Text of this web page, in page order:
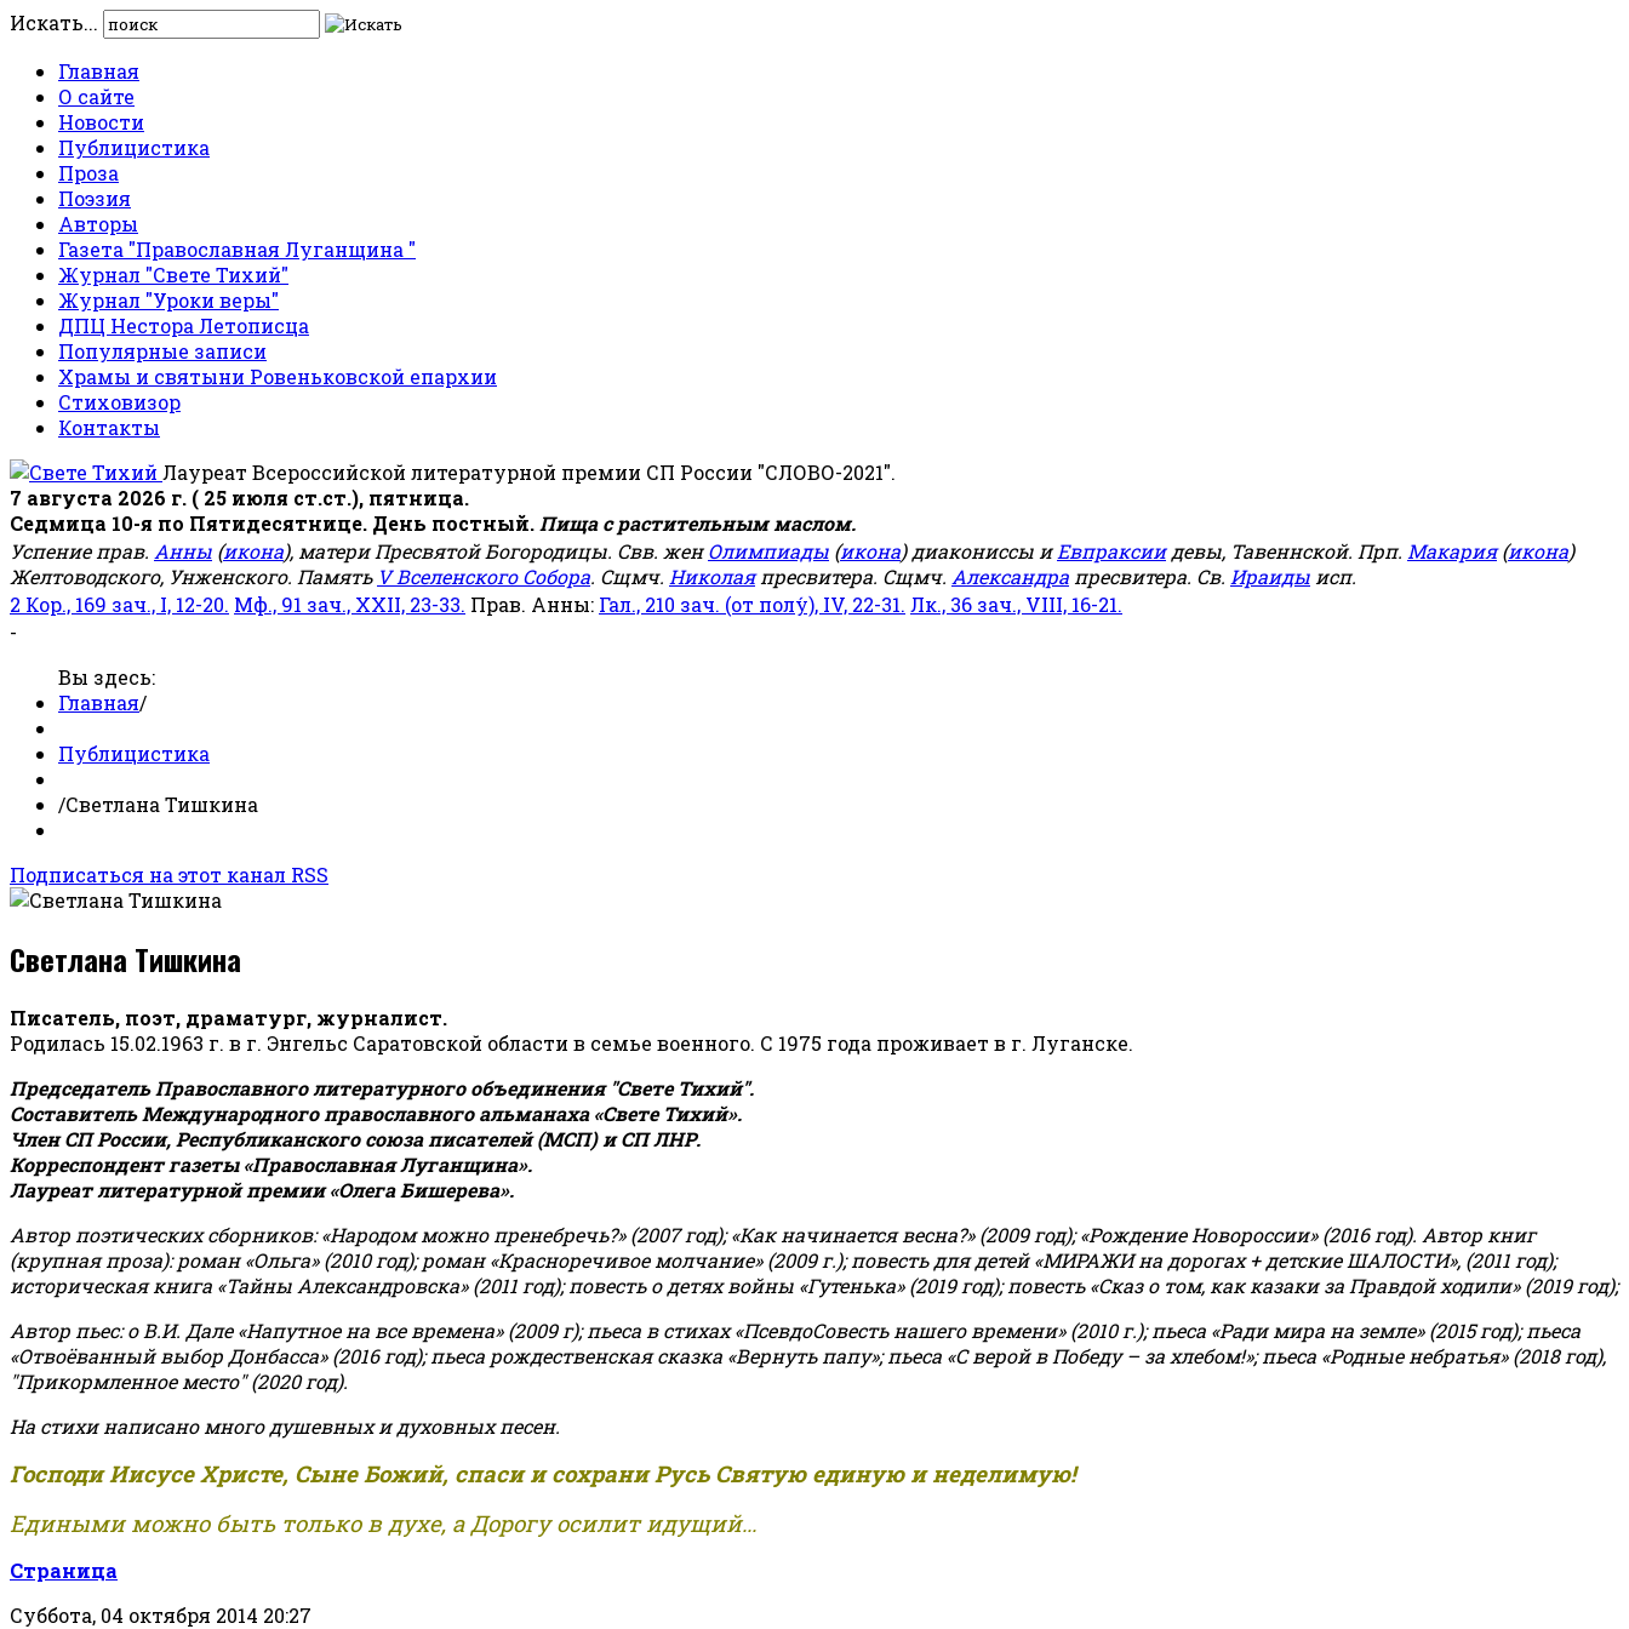
Искать...
Главная
О сайте
Новости
Публицистика
Проза
Поэзия
Авторы
Газета "Православная Луганщина "
Журнал "Свете Тихий"
Журнал "Уроки веры"
ДПЦ Нестора Летописца
Популярные записи
Храмы и святыни Ровеньковской епархии
Стиховизор
Контакты
Лауреат Всероссийской литературной премии СП России "СЛОВО-2021".
7 августа 2026 г. ( 25 июля ст.ст.), пятница.
Седмица 10-я по Пятидесятнице. День постный. Пища с растительным маслом.
Успение прав. Анны (икона), матери Пресвятой Богородицы. Свв. женОлимпиады (икона) диакониссы иЕвпраксиидевы, Тавеннской. Прп. Макария(икона)
Желтоводского, Унженского. Память V Вселенского Собора. Сщмч. Николаяпресвитера. Сщмч. Александра пресвитера. Св. Ираиды исп.
2 Кор., 169 зач., I, 12-20. Мф., 91 зач., XXII, 23-33. Прав. Анны: Гал., 210 зач. (от полу́), IV, 22-31. Лк., 36 зач., VIII, 16-21.
-
Вы здесь:
Главная/
Публицистика
/Светлана Тишкина
Подписаться на этот канал RSS
Светлана Тишкина
Писатель, поэт, драматург, журналист.
Родилась 15.02.1963 г. в г. Энгельс Саратовской области в семье военного. С 1975 года проживает в г. Луганске.
Председатель Православного литературного объединения "Свете Тихий".
Составитель Международного православного альманаха «Свете Тихий».
Член СП России, Республиканского союза писателей (МСП) и СП ЛНР.
Корреспондент газеты «Православная Луганщина».
Лауреат литературной премии «Олега Бишерева».
Автор поэтических сборников: «Народом можно пренебречь?» (2007 год); «Как начинается весна?» (2009 год); «Рождение Новороссии» (2016 год). Автор книг
(крупная проза): роман «Ольга» (2010 год); роман «Красноречивое молчание» (2009 г.); повесть для детей «МИРАЖИ на дорогах + детские ШАЛОСТИ», (2011 год);
историческая книга «Тайны Александровска» (2011 год); повесть о детях войны «Гутенька» (2019 год); повесть «Сказ о том, как казаки за Правдой ходили» (2019 год);
Автор пьес: о В.И. Дале «Напутное на все времена» (2009 г); пьеса в стихах «ПсевдоСовесть нашего времени» (2010 г.); пьеса «Ради мира на земле» (2015 год); пьеса
«Отвоёванный выбор Донбасса» (2016 год); пьеса рождественская сказка «Вернуть папу»; пьеса «С верой в Победу – за хлебом!»;пьеса «Родные небратья» (2018 год),
"Прикормленное место" (2020 год).
На стихи написано много душевных и духовных песен.
Господи Иисусе Христе, Сыне Божий, спаси и сохрани Русь Святую единую и неделимую!
Едиными можно быть только в духе, а Дорогу осилит идущий...
Страница
Суббота, 04 октября 2014 20:27